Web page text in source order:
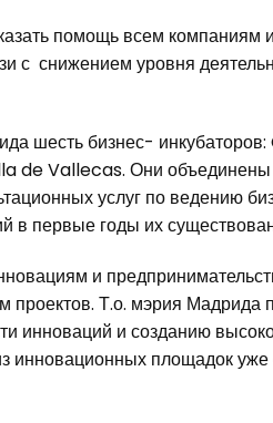
помощь всем компаниям
снижением уровня
шесть бизнес-
de Vallecas. Они объединены
услуг по ведению
в первые годы их
и
проектов. Т.о. мэрия Мадрида
инноваций и созданию
инновационных площадок